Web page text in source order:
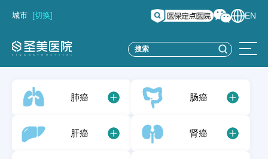
城市 [切换] EN
肺癌 肠癌
肝癌 肾癌